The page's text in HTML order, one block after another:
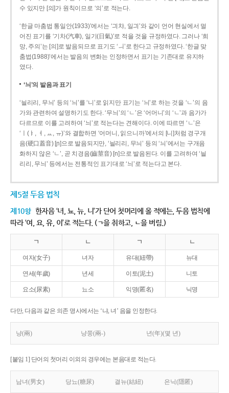
수 있지만 [의]가 원칙이므로 ‘의’로 적는다.
‘한글 마춤법 통일안(1933)’에서는 ‘긔챠, 일긔’와 같이 언어 현실에서 멀
어진 표기를 ‘기차(汽車), 일기(日氣)’로 적을 것을 규정하였다. 그러나 ‘희
망, 주의’는 [의]로 발음되므로 표기도 ‘ㅢ’로 한다고 규정하였다. ‘한글 맞
춤법(1988)’에서는 발음의 변화는 인정하면서 표기는 기존대로 유지하
였다.
‘늬’의 발음과 표기
‘늴리리, 무늬’ 등의 ‘늬’를 ‘니’로 읽지만 표기는 ‘늬’로 하는 것을 ‘ㄴ’의 음
가와 관련하여 설명하기도 한다. ‘무늬’의 ‘ㄴ’은 ‘어머니’의 ‘ㄴ’과 음가가
다르므로 이를 고려하여 ‘늬’로 적는다는 견해이다. 이에 따르면 ‘ㄴ’은
‘ㅣ(ㅑ, ㅕ, ㅛ, ㅠ)’와 결합하면 ‘어머니, 읽으니까’에서의 [니]처럼 경구개
음(硬口蓋音) [ɲ]으로 발음되지만, ‘늴리리, 무늬’ 등의 ‘늬’에서는 구개음
화하지 않은 ‘ㄴ’, 곧 치경음(齒莖音) [n]으로 발음된다. 이를 고려하여 ‘늴
리리, 무늬’ 등에서는 전통적인 표기대로 ‘늬’로 적는다고 본다.
제5절 두음 법칙
제10항 한자음 ‘녀, 뇨, 뉴, 니’가 단어 첫머리에 올 적에는, 두음 법칙에
따라 ‘여, 요, 유, 이’로 적는다. (ㄱ을 취하고, ㄴ을 버림.)
ㄱ ㄴ ㄱ ㄴ
여자(女子) 녀자 유대(紐帶) 뉴대
연세(年歲) 년세 이토(泥土) 니토
요소(尿素) 뇨소 익명(匿名) 닉명
다만, 다음과 같은 의존 명사에서는 ‘냐, 녀’ 음을 인정한다.
냥(兩) 냥쭝(兩-) 년(年)(몇 년)
[붙임 1] 단어의 첫머리 이외의 경우에는 본음대로 적는다.
남녀(男女) 당뇨(糖尿) 결뉴(結紐) 은닉(隱匿)